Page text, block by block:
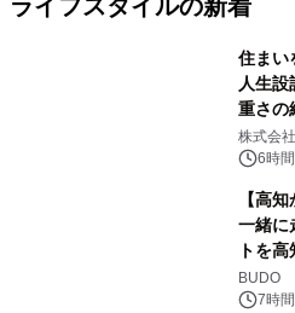
ライフスタイルの新着
住まい
人生
重さの
株式会
6時
【高
一緒に
トを
BUDO
7時